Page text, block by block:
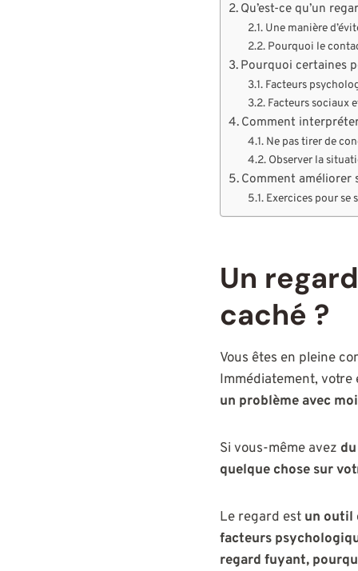
Qu’est-ce qu’un
Une manière
Pourquoi le
Pourquoi certaines
Facteurs
Facteurs sociaux
Comment
Ne pas tirer de
Observer la
Comment améliorer
Exercices pour se
Un
caché ?
Vous êtes en pleine
Immédiatement,
un problème avec
Si vous-même avez
quelque chose sur
Le regard est un outil
facteurs
regard fuyant,